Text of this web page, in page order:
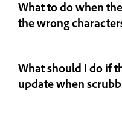
What to do when
the wrong
What should I do if
update when